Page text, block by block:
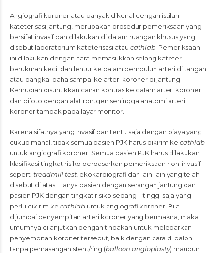
Angiografi koroner atau banyak dikenal dengan istilah
kateterisasi jantung, merupakan prosedur pemeriksaan yang
bersifat invasif dan dilakukan di dalam ruangan khusus yang
disebut laboratorium kateterisasi atau cathlab . Pemeriksaan
ini dilakukan dengan cara memasukkan selang kateter
berukuran kecil dan lentur ke dalam pembuluh arteri di tangan
atau pangkal paha sampai ke arteri koroner di jantung.
Kemudian disuntikkan cairan kontras ke dalam arteri koroner
dan difoto dengan alat rontgen sehingga anatomi arteri
koroner tampak pada layar monitor.
Karena sifatnya yang invasif dan tentu saja dengan biaya yang
cukup mahal, tidak semua pasien PJK harus dikirim ke cathlab
untuk angiografi koroner. Semua pasien PJK harus dilakukan
klasifikasi tingkat risiko berdasarkan pemeriksaan non-invasif
sepertitreadmill test , ekokardiografi dan lain-lain yang telah
disebut di atas. Hanya pasien dengan serangan jantung dan
pasien PJK dengan tingkat risiko sedang – tinggi saja yang
perlu dikirim ke cathlab untuk angiografi koroner. Bila
dijumpai penyempitan arteri koroner yang bermakna, maka
umumnya dilanjutkan dengan tindakan untuk melebarkan
penyempitan koroner tersebut, baik dengan cara di balon
tanpa pemasangan stent/ring (balloon angioplasty) maupun